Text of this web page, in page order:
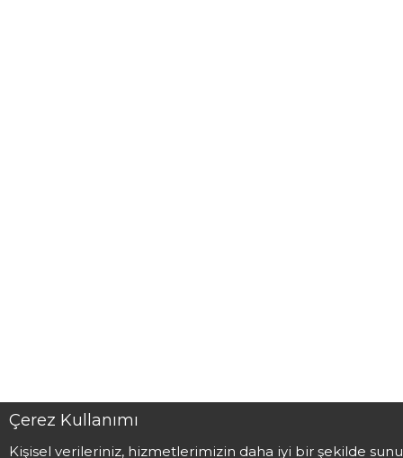
Çerez Kullanımı
Kişisel verileriniz, hizmetlerimizin daha iyi bir şekilde